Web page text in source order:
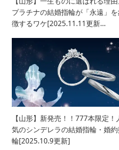
プラチナの結婚指輪が「永遠」を
徴するワケ[2025.11.11更新…
【山形】新発売！！777本限定！
気のシンデレラの結婚指輪・婚
輪[2025.10.9更新]